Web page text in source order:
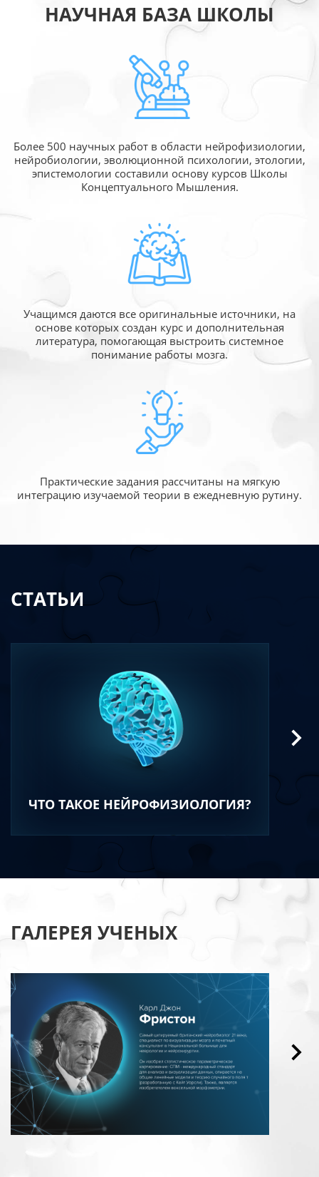
НАУЧНАЯ БАЗА ШКОЛЫ
Более 500 научных работ в области нейрофизиологии,
нейробиологии, эволюционной психологии, этологии,
эпистемологии составили основу курсов Школы
Концептуального Мышления.
Учащимся даются все оригинальные источники, на
основе которых создан курс и дополнительная
литература, помогающая выстроить системное
понимание работы мозга.
Практические задания рассчитаны на мягкую
интеграцию изучаемой теории в ежедневную рутину.
СТАТЬИ
ЧТО ТАКОЕ НЕЙРОФИЗИОЛОГИЯ?
ГАЛЕРЕЯ УЧЕНЫХ